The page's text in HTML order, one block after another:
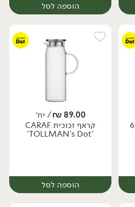
הוספה לסל
מארז
כוס דקה גבוהה (מארז 6
89.00
₪/ יח׳
קראף זכוכית CARAF
'TOLLMAN's Dot'
הוספה לסל